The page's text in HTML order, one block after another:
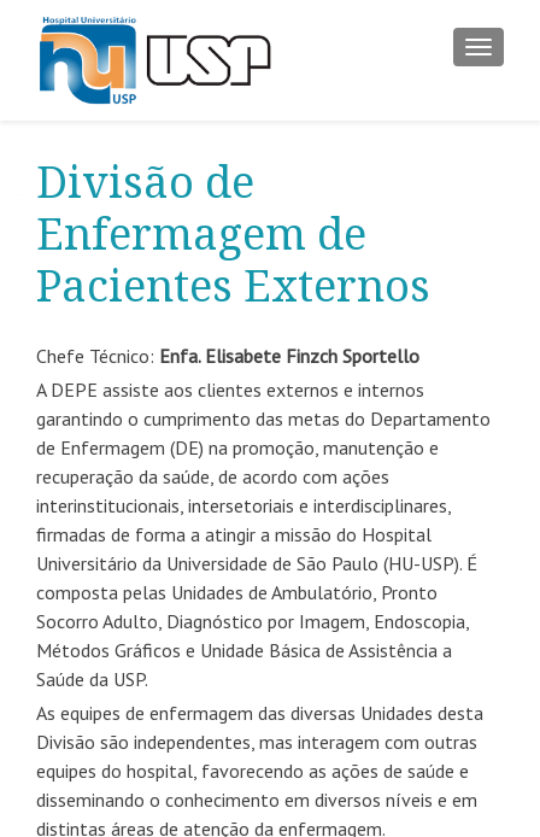
Divisão de
Enfermagem de
Pacientes Externos
Chefe Técnico: Enfa. Elisabete Finzch Sportello
A DEPE assiste aos clientes externos e internos
garantindo o cumprimento das metas do Departamento
de Enfermagem (DE) na promoção, manutenção e
recuperação da saúde, de acordo com ações
interinstitucionais, intersetoriais e interdisciplinares,
firmadas de forma a atingir a missão do Hospital
Universitário da Universidade de São Paulo (HU-USP). É
composta pelas Unidades de Ambulatório, Pronto
Socorro Adulto, Diagnóstico por Imagem, Endoscopia,
Métodos Gráficos e Unidade Básica de Assistência a
Saúde da USP.
As equipes de enfermagem das diversas Unidades desta
Divisão são independentes, mas interagem com outras
equipes do hospital, favorecendo as ações de saúde e
disseminando o conhecimento em diversos níveis e em
distintas áreas de atenção da enfermagem.